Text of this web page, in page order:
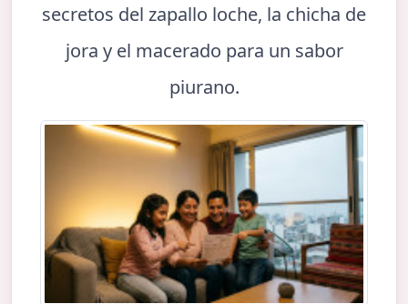
secretos del zapallo loche, la chicha de
jora y el macerado para un sabor
piurano.